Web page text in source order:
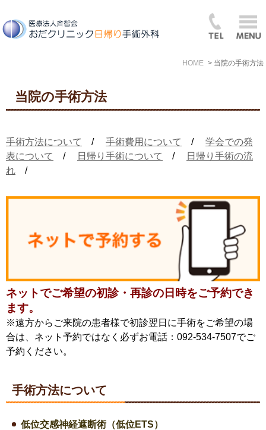
HOME 当院の手術方法
当院の手術方法
手術方法について / 手術費用について / 学会での発
表について
/ 日帰り手術について /
日帰り手術の流
れ /
ネットでご希望の初診・再診の日時をご予約でき
ます。
※遠方からご来院の患者様で初診翌日に手術をご希望の場
合は、ネット予約ではなく必ずお電話：092-534-7507でご
予約ください。
手術方法について
低位交感神経遮断術（低位ETS）